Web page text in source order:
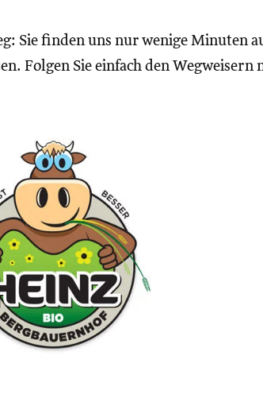
Sie finden uns nur wenige Minuten
Folgen Sie einfach den